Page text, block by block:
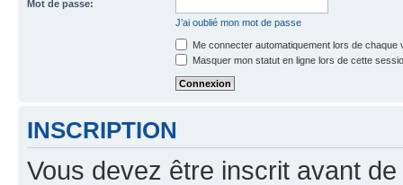
Mot de passe:
J’ai oublié mon mot de passe
Me connecter automatiquement lors de chaque
Masquer mon statut en ligne lors de cette
INSCRIPTION
Vous devez être inscrit avant